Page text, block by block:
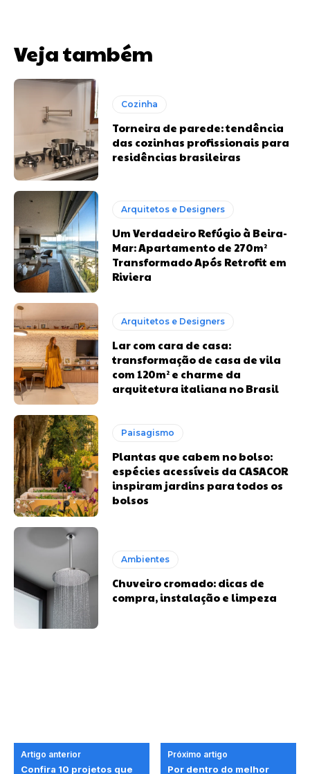
Veja também
Cozinha
Torneira de parede: tendência
das cozinhas profissionais para
residências brasileiras
Arquitetos e Designers
Um Verdadeiro Refúgio à Beira-
Mar: Apartamento de 270m²
Transformado Após Retrofit em
Riviera
Arquitetos e Designers
Lar com cara de casa:
transformação de casa de vila
com 120m² e charme da
arquitetura italiana no Brasil
Paisagismo
Plantas que cabem no bolso:
espécies acessíveis da CASACOR
inspiram jardins para todos os
bolsos
Ambientes
Chuveiro cromado: dicas de
compra, instalação e limpeza
Artigo anterior
Confira 10 projetos que
Próximo artigo
Por dentro do melhor